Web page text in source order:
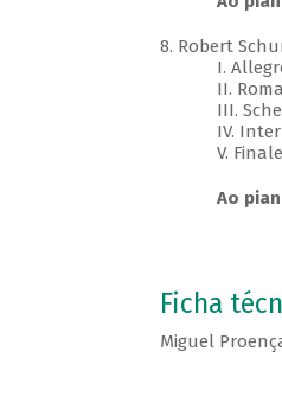
8. Robert
I.
II.
III.
IV.
V. Finale
Ao
Ficha
Miguel